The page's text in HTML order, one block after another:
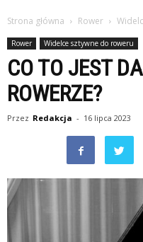
Strona główna Rower
Rower Widelce sztywne do roweru
CO TO JEST
ROWERZE?
Przez Redakcja - 16 lipca 2023